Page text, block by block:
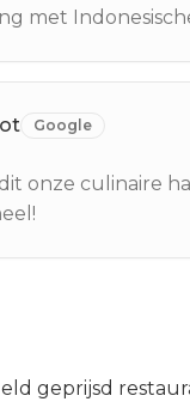
met
Google
onze culinaire
geprijsd